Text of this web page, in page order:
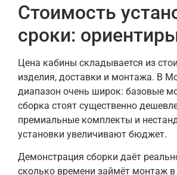
Стоимость
сроки:
Цена кабины складывается из
изделия, доставки и монтажа. В
диапазон очень широк: базовые
сборка стоят существенно
премиальные комплекты и
установки увеличивают бюджет.
Демонстрация сборки даёт
сколько времени займёт монтаж